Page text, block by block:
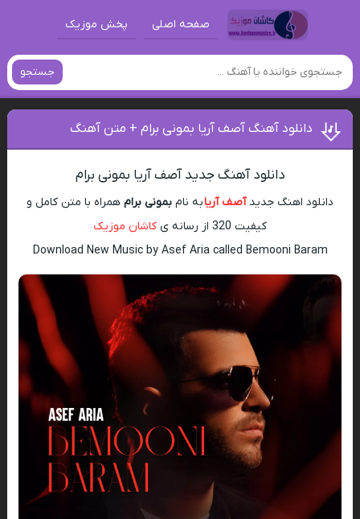
صفحه اصلی پخش موزیک
جستجو
دانلود آهنگ آصف آریا بمونی برام + متن آهنگ
دانلود آهنگ جدید آصف آریا بمونی برام
دانلود اهنگ جدیدآصف آریابه نام بمونی برام همراه با متن کامل و
کیفیت 320 از رسانه ی
کاشان موزیک
Download New Music by Asef Aria called Bemooni Baram